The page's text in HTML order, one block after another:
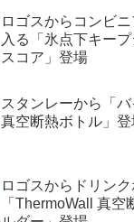
ロゴスからコンビ
入る「氷点下キー
スコア」登場
スタンレーから「
真空断熱ボトル」登
ロゴスからドリン
「ThermoWall 真